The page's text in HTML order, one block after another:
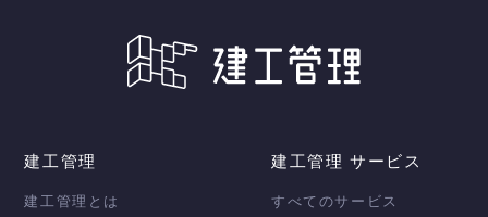
建工管理
建工管理とは
建工管理 サービス
すべてのサービス